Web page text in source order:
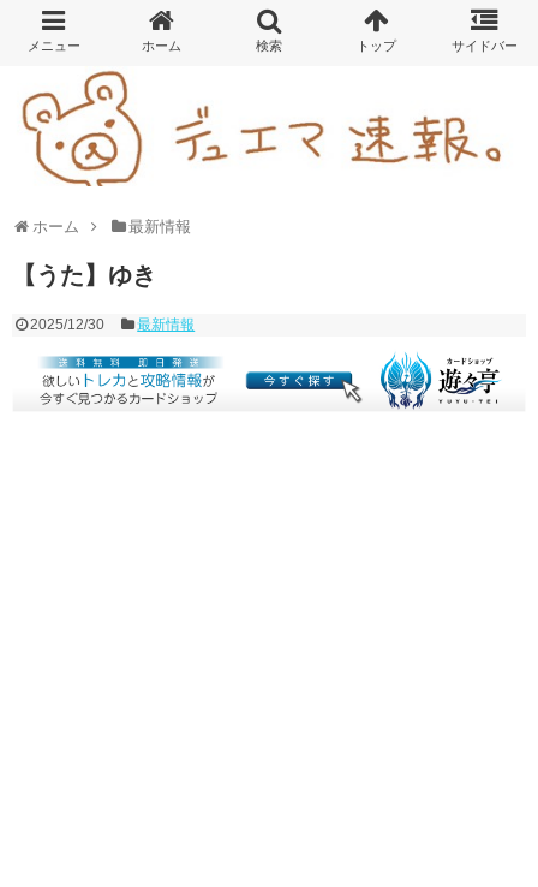
ホーム 最新情報
【うた】ゆき
2025/12/30 最新情報